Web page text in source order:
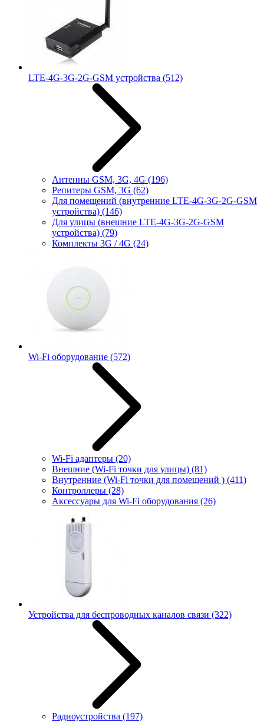
LTE-4G-3G-2G-GSM устройства (512)
Антенны GSM, 3G, 4G (196)
Репитеры GSM, 3G (62)
Для помещений (внутренние LTE-4G-3G-2G-GSM
устройства) (146)
Для улицы (внешние LTE-4G-3G-2G-GSM
устройства) (79)
Комплекты 3G / 4G (24)
Wi-Fi оборудование (572)
Wi-Fi адаптеры (20)
Внешние (Wi-Fi точки для улицы) (81)
Внутренние (Wi-Fi точки для помещений ) (411)
Контроллеры (28)
Аксессуары для Wi-Fi оборудования (26)
Устройства для беспроводных каналов связи (322)
Радиоустройства (197)